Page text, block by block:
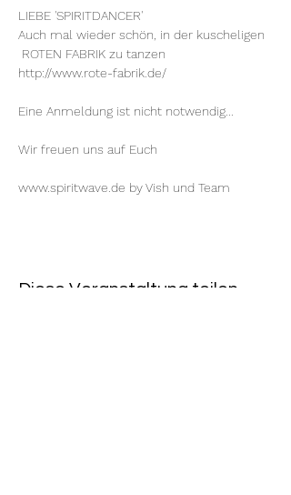
LIEBE 'SPIRITDANCER'
Auch mal wieder schön, in der kuscheligen
ROTEN FABRIK zu tanzen
http://www.rote-fabrik.de/
Eine Anmeldung ist nicht notwendig...
Wir freuen uns auf Euch
www.spiritwave.de by Vish und Team
Diese Veranstaltung teilen